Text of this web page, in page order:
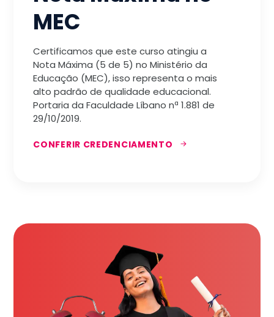
MEC
Certificamos que este curso atingiu a
Nota Máxima (5 de 5) no Ministério da
Educação (MEC), isso representa o mais
alto padrão de qualidade educacional.
Portaria da Faculdade Líbano nª 1.881 de
29/10/2019.
CONFERIR CREDENCIAMENTO